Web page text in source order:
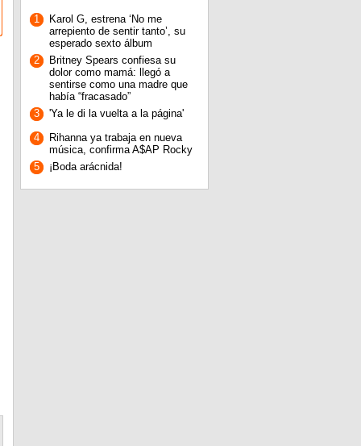
1
Karol G, estrena ‘No me
arrepiento de sentir tanto’, su
esperado sexto álbum
2
Britney Spears confiesa su
dolor como mamá: llegó a
sentirse como una madre que
había “fracasado”
3
'Ya le di la vuelta a la página'
4
Rihanna ya trabaja en nueva
música, confirma A$AP Rocky
5
¡Boda arácnida!